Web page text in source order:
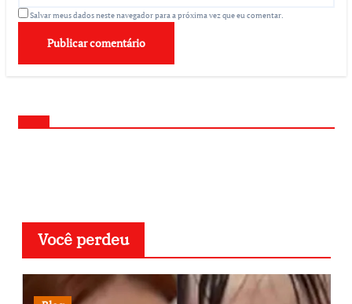
Salvar meus dados neste navegador para a próxima vez que eu comentar.
Você perdeu